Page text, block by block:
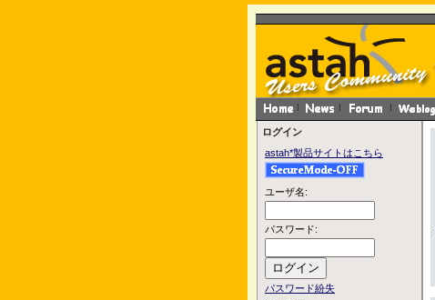
ログイン
astah*製品サイトはこちら
ユーザ名:
パスワード:
パスワード紛失